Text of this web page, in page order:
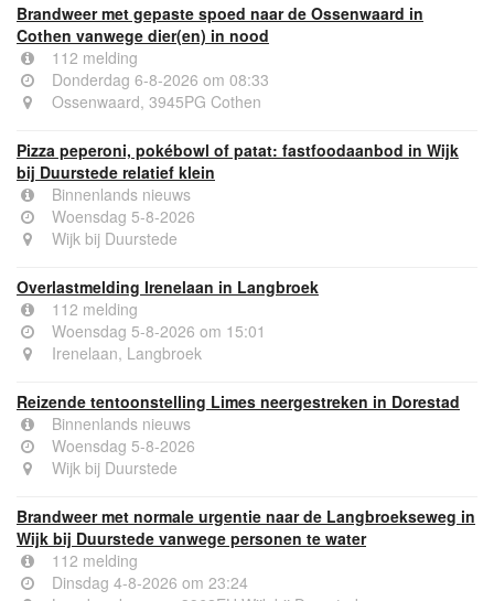
Brandweer met gepaste spoed naar de Ossenwaard in
Cothen vanwege dier(en) in nood
112 melding
Donderdag 6-8-2026 om 08:33
Ossenwaard, 3945PG Cothen
Pizza peperoni, pokébowl of patat: fastfoodaanbod in Wijk
bij Duurstede relatief klein
Binnenlands nieuws
Woensdag 5-8-2026
Wijk bij Duurstede
Overlastmelding Irenelaan in Langbroek
112 melding
Woensdag 5-8-2026 om 15:01
Irenelaan, Langbroek
Reizende tentoonstelling Limes neergestreken in Dorestad
Binnenlands nieuws
Woensdag 5-8-2026
Wijk bij Duurstede
Brandweer met normale urgentie naar de Langbroekseweg in
Wijk bij Duurstede vanwege personen te water
112 melding
Dinsdag 4-8-2026 om 23:24